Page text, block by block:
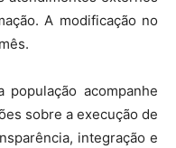
A modificação no
acompanhe
sobre a execução de
integração e